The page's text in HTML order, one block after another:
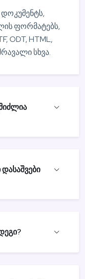
დოკუმენტს,
ფორმატებს,
ODT, HTML,
სხვა.